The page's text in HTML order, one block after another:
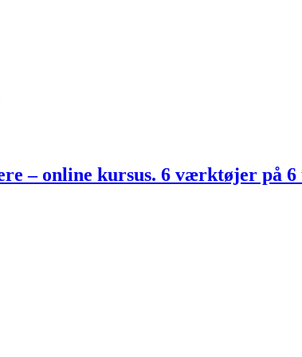
– online kursus. 6 værktøjer på 6